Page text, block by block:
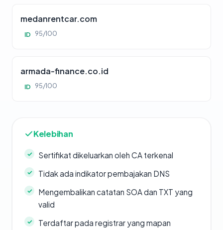
medanrentcar.com
ID 95/100
armada-finance.co.id
ID 95/100
Kelebihan
Sertifikat dikeluarkan oleh CA terkenal
Tidak ada indikator pembajakan DNS
Mengembalikan catatan SOA dan TXT yang
valid
Terdaftar pada registrar yang mapan